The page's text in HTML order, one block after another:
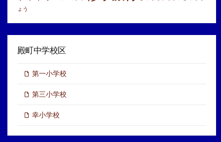
ょう
殿町中学校区
第一小学校
第三小学校
幸小学校